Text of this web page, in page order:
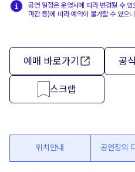
공연 일정은 운영사에 따라 변경될 수
마감 등)에 따라 예약이 불가할 수 있으
예매 바로가기 공
스크랩
위치안내 공연장의